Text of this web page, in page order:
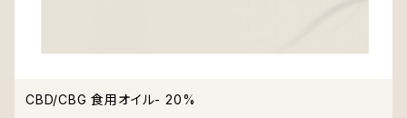
CBD/CBG 食用オイル- 20%